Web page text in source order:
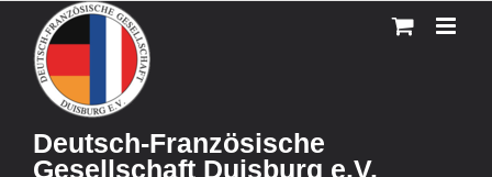
content
Deutsch-Französische
Gesellschaft Duisburg e.V.